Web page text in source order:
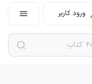
ورود کاربر